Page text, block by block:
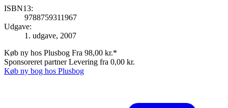
ISBN13:
9788759311967
Udgave:
1. udgave, 2007
Køb ny hos Plusbog Fra 98,00 kr.*
Sponsoreret partnerLevering fra 0,00 kr.
Køb ny bog hos Plusbog